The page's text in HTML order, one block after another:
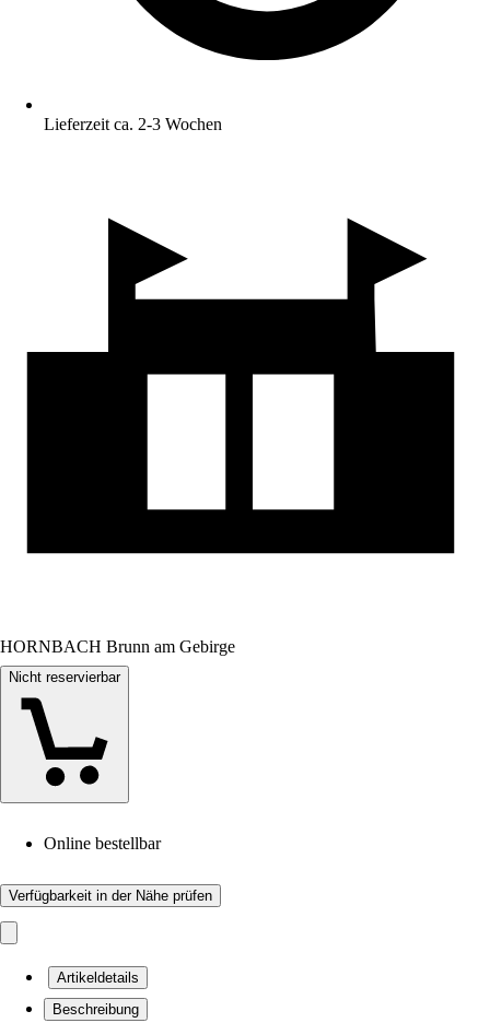
Lieferzeit ca. 2-3 Wochen
HORNBACH Brunn am Gebirge
Nicht reservierbar
Online bestellbar
Verfügbarkeit in der Nähe prüfen
Artikeldetails
Beschreibung